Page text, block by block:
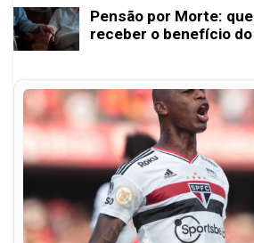
Pensão por Morte:
receber o benefício do